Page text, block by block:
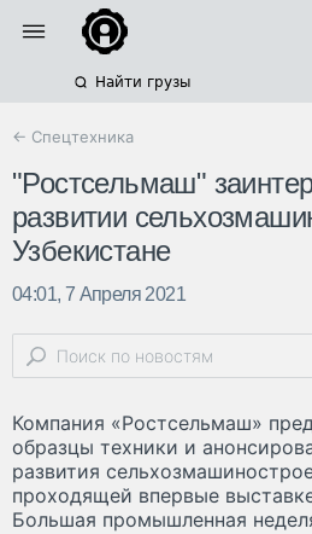
Найти грузы
← Спецтехника
"Ростсельмаш"
развитии
Узбекистане
04:01, 7 Апреля 2021
Компания «Ростсельмаш»
образцы техники и
развития
проходящей впервые
Большая промышленная